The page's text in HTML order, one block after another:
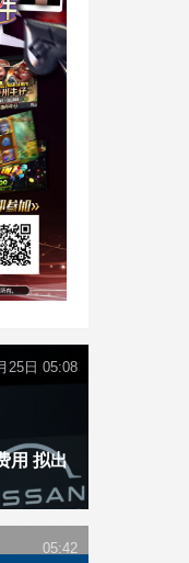
用 拟出
25日 05:08
05:42